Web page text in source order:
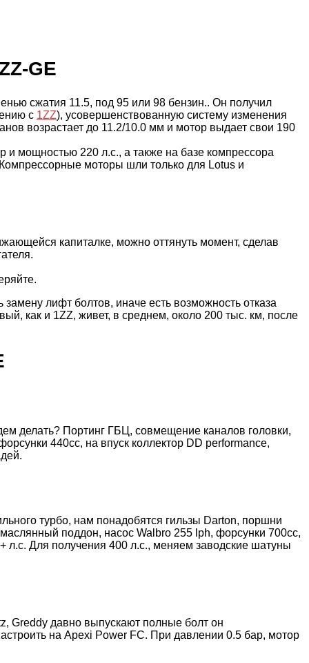
GE
сжатия 11.5, под 95 или 98 бензин.. Он получил
с 1ZZ), усовершенствованную систему изменения
возрастает до 11.2/10.0 мм и мотор выдает свои 190
и мощностью 220 л.с., а также на базе компрессора
моторы шли только для Lotus и
капиталке, можно оттянуть момент, сделав
лифт болтов, иначе есть возможность отказа
как и 1ZZ, живет, в среднем, около 200 тыс. км, после
делать? Портинг ГБЦ, совмещение каналов головки,
440сс, на впуск коллектор DD performance,
турбо, нам понадобятся гильзы Darton, поршни
поддон, насос Walbro 255 lph, форсунки 700сс,
л.с. Для получения 400 л.с., меняем заводские шатуны
Greddy давно выпускают полные болт он
на Apexi Power FC. При давлении 0.5 бар, мотор